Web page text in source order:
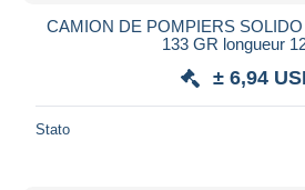
CAMION DE POMPIERS
133 GR longueur
± 6,94
Stato